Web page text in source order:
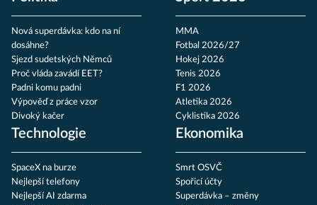
Nová superdávka: kdo na ní
dosáhne?
Sjezd sudetských Němců
Proč vláda zavádí EET?
Padni komu padni
Výpověď z práce vzor
Divoký kačer
MMA
Fotbal 2026/27
Hokej 2026
Tenis 2026
F1 2026
Atletika 2026
Cyklistika 2026
Technologie
SpaceX na burze
Nejlepší telefony
Nejlepší AI zdarma
Ekonomika
Smrt OSVČ
Spořicí účty
Superdávka – změny